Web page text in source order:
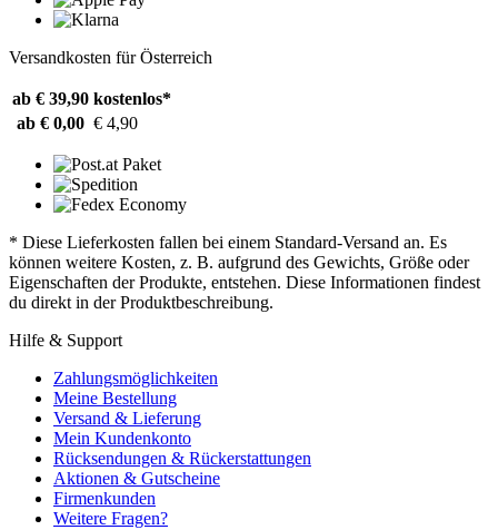
Versandkosten für Österreich
ab € 39,90 kostenlos*
ab € 0,00 € 4,90
* Diese Lieferkosten fallen bei einem Standard-Versand an. Es
können weitere Kosten, z. B. aufgrund des Gewichts, Größe oder
Eigenschaften der Produkte, entstehen. Diese Informationen findest
du direkt in der Produktbeschreibung.
Hilfe & Support
Zahlungsmöglichkeiten
Meine Bestellung
Versand & Lieferung
Mein Kundenkonto
Rücksendungen & Rückerstattungen
Aktionen & Gutscheine
Firmenkunden
Weitere Fragen?